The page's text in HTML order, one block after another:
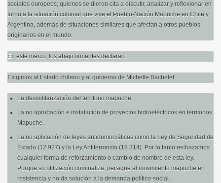
sociales europeos; quienes se dieron cita a discutir, analizar y reflexionar en
torno a la situación colonial que vive el Pueblo-Nación Mapuche en Chile y
Argentina, además de situaciones similares que afectan a otros pueblos
originarios en el mundo.
En este marco, los abajo firmantes declaran:
Exigimos al Estado chileno y al gobierno de Michelle Bachelet:
La desmilitarización del territorio mapuche
La no aprobación e instalación de proyectos hidroeléctricos en territorios
Mapuche.
La no aplicación de leyes antidemocráticas como la Ley de Seguridad de
Estado (12.927) y la Ley Antiterrorista (18.314). Por lo tanto rechazamos
cualquier forma de reforzamiento o cambio de nombre de esta ley.
Porque su utilización criminaliza, persigue al movimiento mapuche en
resistencia y no da solución a la demanda político-social.
la madre tierra, las plantas, las piedras, los
entre cambios estructurales, la marginación de las
Mapuzuguletuayiñ Wallmapu mew Federación